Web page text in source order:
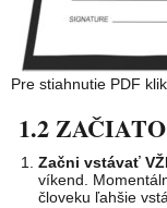
Pre stiahnutie PDF
1.2
Začni vstávať
víkend.
človeku ľahšie